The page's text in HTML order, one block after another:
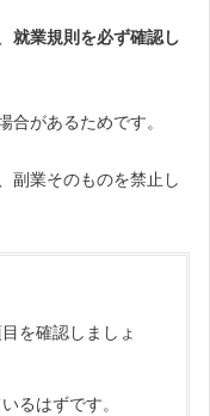
就業規則を必ず確認し
合があるためです。
副業そのものを禁止し
を確認しましょ
るはずです。